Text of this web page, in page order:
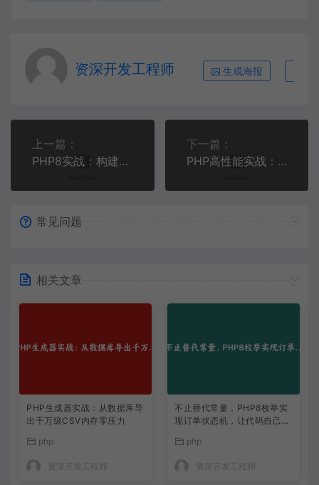
资深开发工程师 生成海报
上一篇：
PHP8实战：构建高性能实时日志分析系统
下一篇：
PHP高性能实战：构建智能路由缓存加速系统
常见问题
相关文章
PHP生成器实战：从数据库导
出千万级CSV内存零压力
php
资深开发工程师
不止替代常量，PHP8枚举实
现订单状态机，让代码自己说
php
资深开发工程师